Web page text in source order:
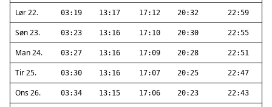
Lør 22. 03:19 13:17 17:12 20:32 22:59
Søn 23. 03:23 13:16 17:10 20:30 22:55
Man 24. 03:27 13:16 17:09 20:28 22:51
Tir 25. 03:30 13:16 17:07 20:25 22:47
Ons 26. 03:34 13:15 17:06 20:23 22:43